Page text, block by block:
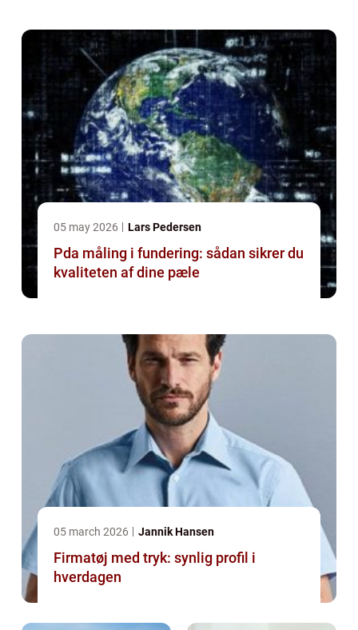
05 may 2026 Lars Pedersen
Pda måling i fundering: sådan sikrer du
kvaliteten af dine pæle
05 march 2026 Jannik Hansen
Firmatøj med tryk: synlig profil i
hverdagen